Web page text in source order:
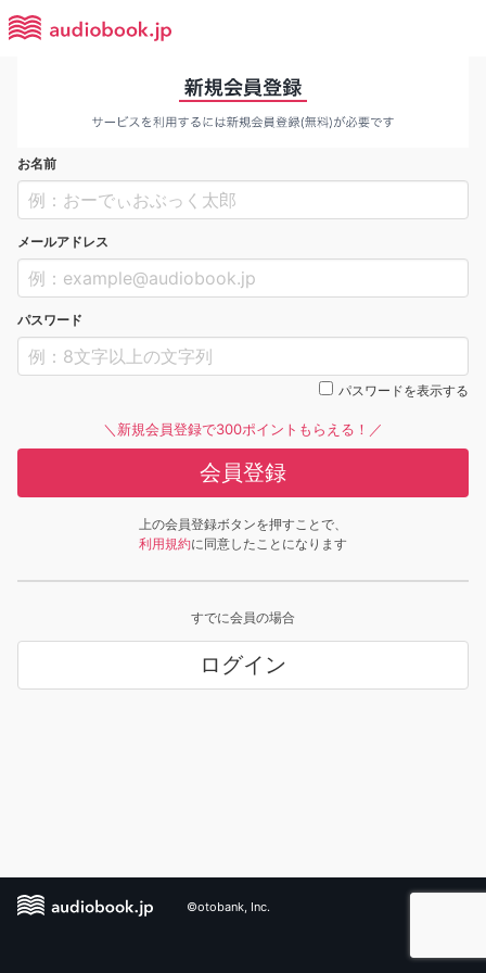
お名前
メールアドレス
パスワード
パスワードを表示する
＼新規会員登録で300ポイントもらえる！／
会員登録
上の会員登録ボタンを押すことで、
利用規約に同意したことになります
すでに会員の場合
ログイン
©otobank, Inc.